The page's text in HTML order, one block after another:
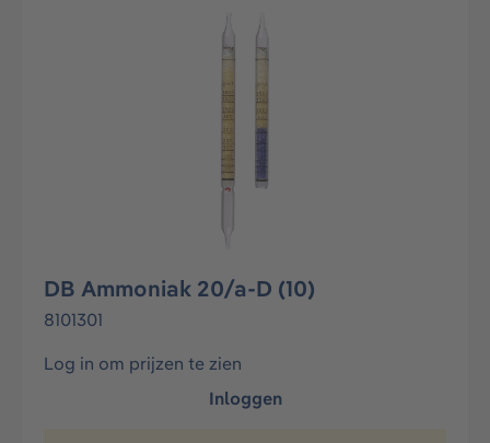
Afbeeldingengalerij overslaan
DB Ammoniak 20/a-D (10)
8101301
Log in om prijzen te zien
Inloggen